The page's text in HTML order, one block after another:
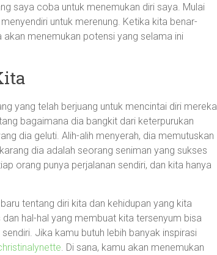
saya coba untuk menemukan diri saya. Mulai
untuk merenung. Ketika kita benar-
menemukan potensi yang selama ini
yang telah berjuang untuk mencintai diri mereka
bagaimana dia bangkit dari keterpurukan
dia geluti. Alih-alih menyerah, dia memutuskan
dia adalah seorang seniman yang sukses
orang punya perjalanan sendiri, dan kita hanya
tentang diri kita dan kehidupan yang kita
hal-hal yang membuat kita tersenyum bisa
Jika kamu butuh lebih banyak inspirasi
. Di sana, kamu akan menemukan